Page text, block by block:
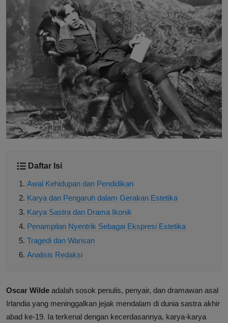
Daftar Isi
Awal Kehidupan dan Pendidikan
Karya dan Pengaruh dalam Gerakan Estetika
Karya Sastra dan Drama Ikonik
Penampilan Nyentrik Sebagai Ekspresi Estetika
Tragedi dan Warisan
Analisis Redaksi
Oscar Wilde adalah sosok penulis, penyair, dan dramawan asal
Irlandia yang meninggalkan jejak mendalam di dunia sastra akhir
abad ke-19. Ia terkenal dengan kecerdasannya, karya-karya